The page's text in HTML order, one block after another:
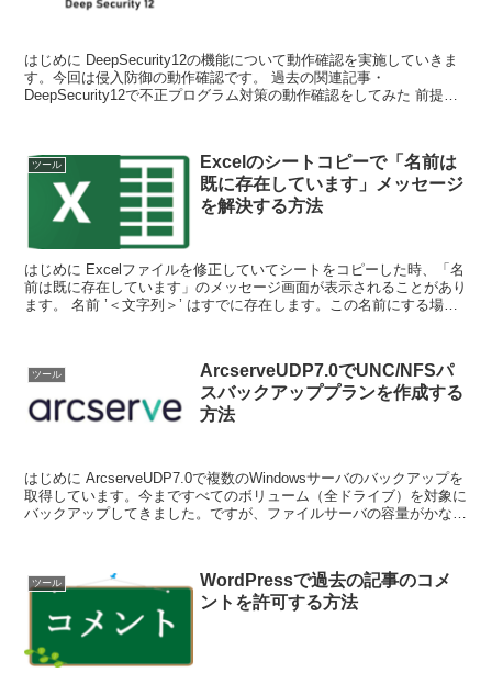
はじめに DeepSecurity12の機能について動作確認を実施していきま
す。今回は侵入防御の動作確認です。 過去の関連記事・
DeepSecurity12で不正プログラム対策の動作確認をしてみた 前提条
ツール
Excelのシートコピーで「名前は
既に存在しています」メッセージ
を解決する方法
はじめに Excelファイルを修正していてシートをコピーした時、「名
前は既に存在しています」のメッセージ画面が表示されることがあり
ます。 名前 ’＜文字列＞’ はすでに存在します。この名前にする場合
ツール
ArcserveUDP7.0でUNC/NFSパ
スバックアッププランを作成する
方法
はじめに ArcserveUDP7.0で複数のWindowsサーバのバックアップを
取得しています。今まですべてのボリューム（全ドライブ）を対象に
バックアップしてきました。ですが、ファイルサーバの容量がかなり
ツール
WordPressで過去の記事のコメ
ントを許可する方法